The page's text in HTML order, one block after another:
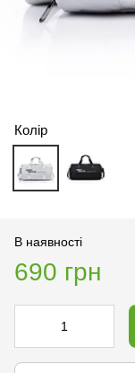
Колір
В наявності
690 грн